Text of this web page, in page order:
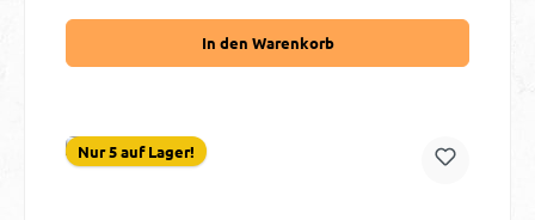
In den Warenkorb
Nur 5 auf Lager!